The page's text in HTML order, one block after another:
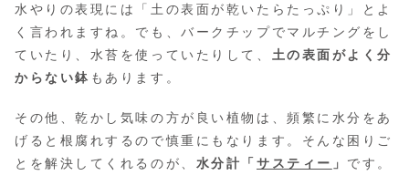
水やりの表現には「土の表面が乾いたらたっぷり」とよ
く言われますね。でも、バークチップでマルチングをし
ていたり、水苔を使っていたりして、 土の表面がよく分
からない鉢 もあります。
その他、乾かし気味の方が良い植物は、頻繁に水分をあ
げると根腐れするので慎重にもなります。そんな困りご
とを解決してくれるのが、 水分計「 サスティー 」 です。